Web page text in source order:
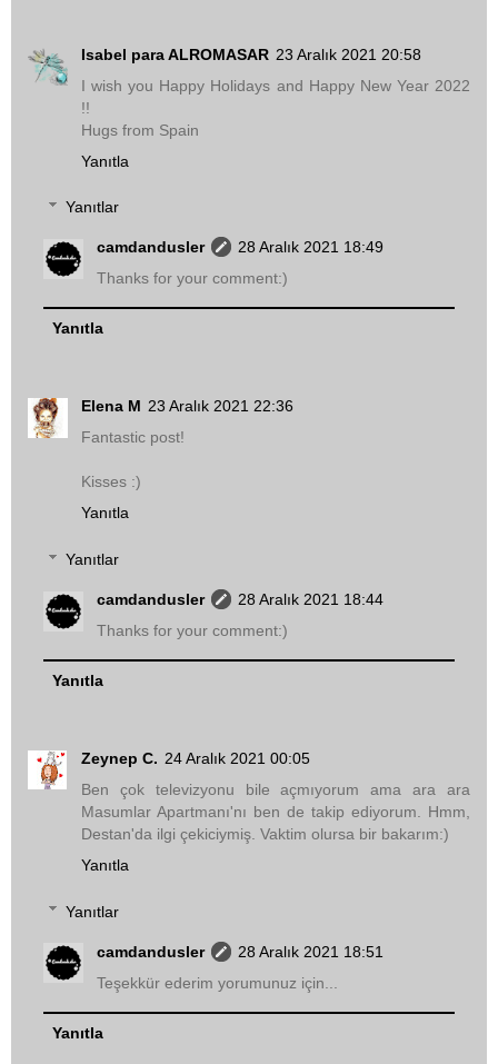
Isabel para ALROMASAR 23 Aralık 2021 20:58
I wish you Happy Holidays and Happy New Year 2022
!!
Hugs from Spain
Yanıtla
Yanıtlar
camdandusler
28 Aralık 2021 18:49
Thanks for your comment:)
Yanıtla
Elena M 23 Aralık 2021 22:36
Fantastic post!
Kisses :)
Yanıtla
Yanıtlar
camdandusler
28 Aralık 2021 18:44
Thanks for your comment:)
Yanıtla
Zeynep C. 24 Aralık 2021 00:05
Ben çok televizyonu bile açmıyorum ama ara ara
Masumlar Apartmanı'nı ben de takip ediyorum. Hmm,
Destan'da ilgi çekiciymiş. Vaktim olursa bir bakarım:)
Yanıtla
Yanıtlar
camdandusler
28 Aralık 2021 18:51
Teşekkür ederim yorumunuz için...
Yanıtla